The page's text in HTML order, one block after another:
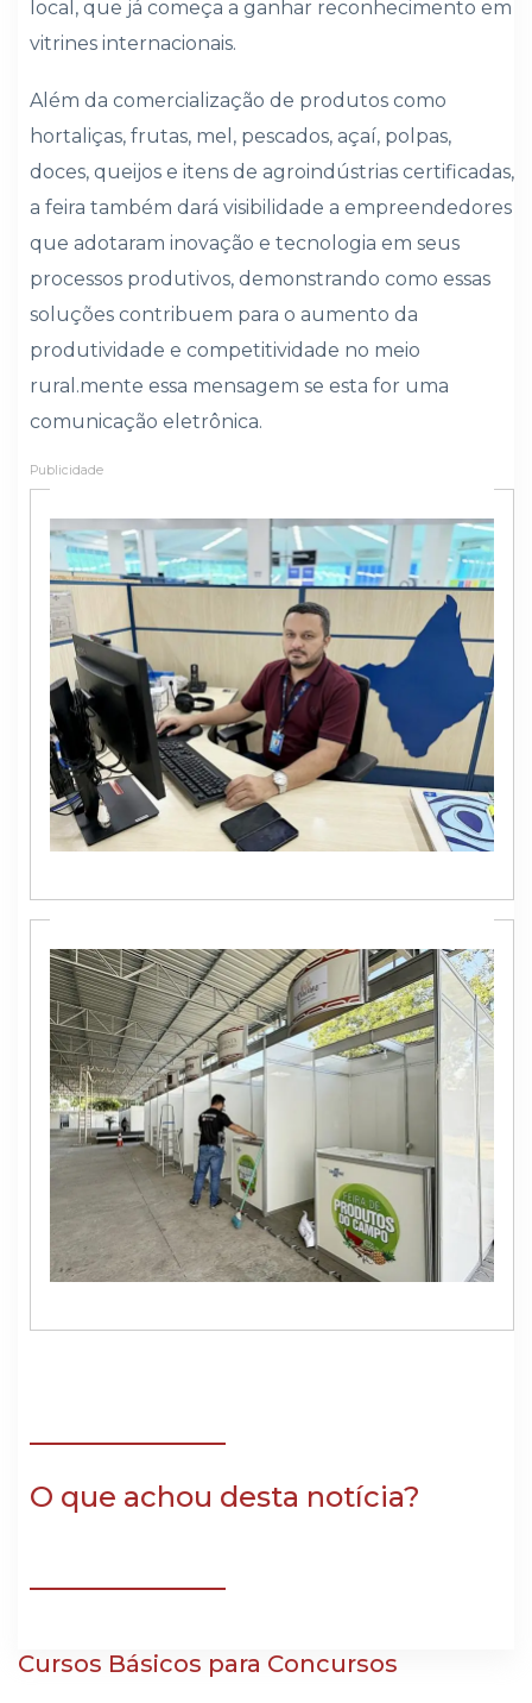
local, que já começa a ganhar reconhecimento em
vitrines internacionais.
Além da comercialização de produtos como
hortaliças, frutas, mel, pescados, açaí, polpas,
doces, queijos e itens de agroindústrias certificadas,
a feira também dará visibilidade a empreendedores
que adotaram inovação e tecnologia em seus
processos produtivos, demonstrando como essas
soluções contribuem para o aumento da
produtividade e competitividade no meio
rural.mente essa mensagem se esta for uma
comunicação eletrônica.
Publicidade
O que achou desta notícia?
Cursos Básicos para Concursos